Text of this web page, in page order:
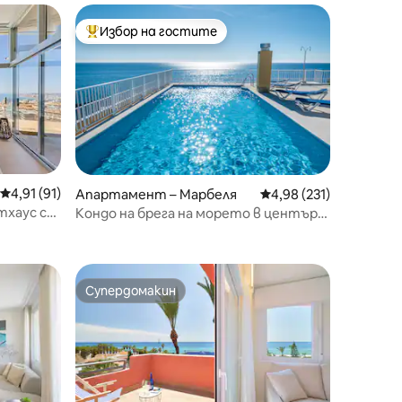
Средна оценка: 4,91 от 5, 91 отзива
4,91 (91)
с
Най-популярен избор на гостите
Избор на гостите
Апартамент – Марбеля Средна оценка: 4,98
4,98 (231)
Кондо на брега на морето в центъра
Супердомакин
Супердомакин